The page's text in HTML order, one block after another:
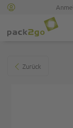
Zurück